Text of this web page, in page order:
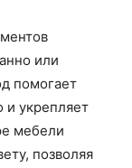
или
помогает
и укрепляет
мебели
позволяя